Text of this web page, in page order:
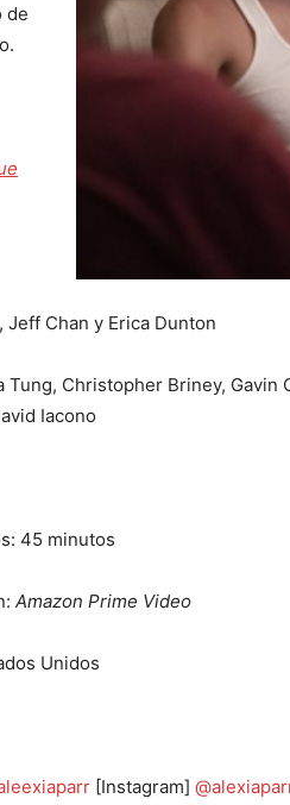
de
Chan y Erica Dunton
Christopher Briney, Gavin
Iacono
45 minutos
Amazon Prime Video
Unidos
[Instagram]